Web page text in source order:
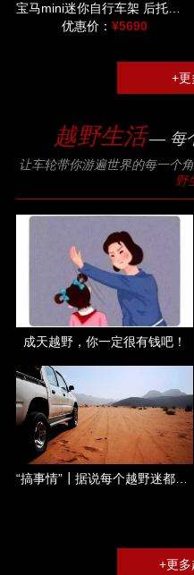
宝马mini迷你自行车架 后托式单车架德国爱德乐速达DL车架
优惠价： ¥5690
+更
越野生活— 每
让车轮带你游遍世界的每一个角
野
成天越野，你一定很有钱吧！
“搞事情”┃据说每个越野迷都是一个称职的吃货......
+更